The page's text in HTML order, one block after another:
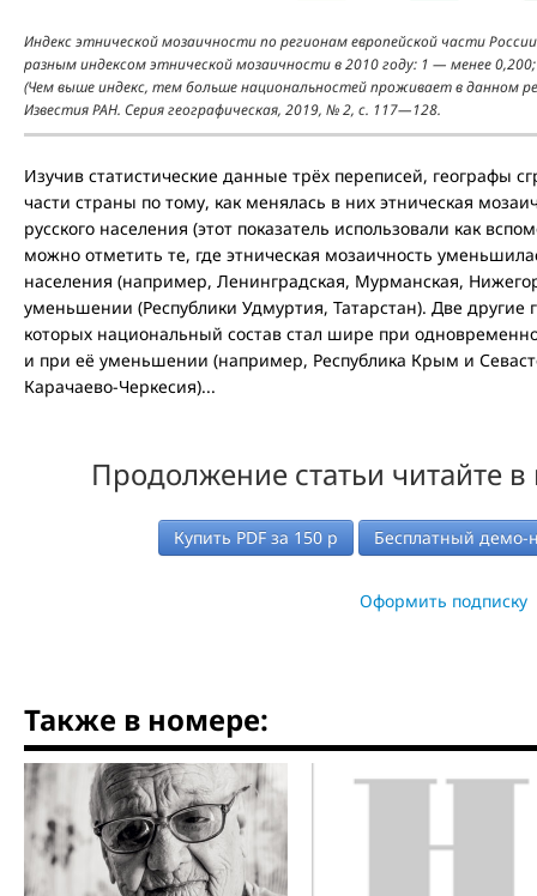
Индекс этнической мозаичности по регионам европейской части
разным индексом этнической мозаичности в 2010 году: 1 — менее
(Чем выше индекс, тем больше национальностей проживает в данном
Известия РАН. Серия географическая, 2019, № 2, с. 117—128.
Изучив статистические данные трёх переписей, географы
части страны по тому, как менялась в них этническая
русского населения (этот показатель использовали как
можно отметить те, где этническая мозаичность
населения (например, Ленинградская, Мурманская,
уменьшении (Республики Удмуртия, Татарстан). Две
которых национальный состав стал шире при
и при её уменьшении (например, Республика Крым и
Карачаево-Черкесия)...
Продолжение статьи читайте
Купить PDF за 150 р Бесплатный
Оформить подписку
Также в номере: